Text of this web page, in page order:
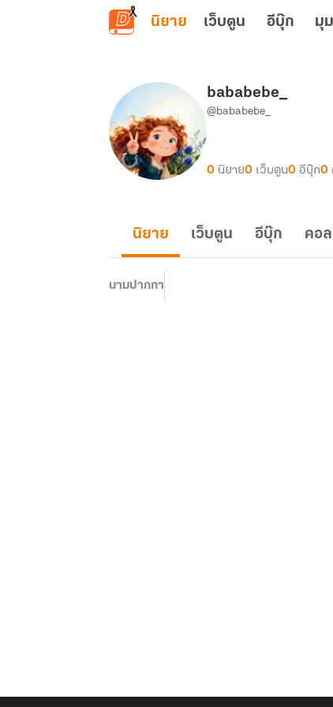
ข้ามไปยังเนื้อหาหลัก
นิยาย เว็บตูน อีบุ๊ก มุ
bababebe_
@bababebe_
0 นิยาย0 เว็บตูน0 อีบุ๊ก0
นิยาย เว็บตูน อีบุ๊ก คอ
นามปากกา